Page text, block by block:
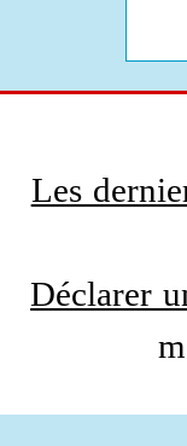
Les
Déclarer